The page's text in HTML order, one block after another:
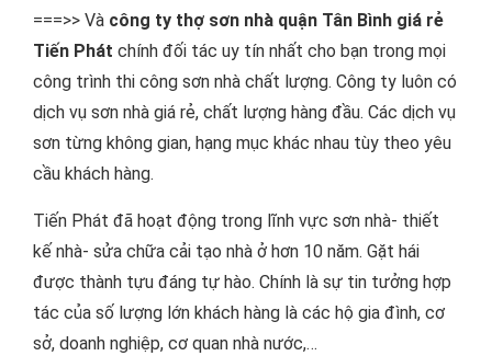
===>> Và công ty thợ sơn nhà quận Tân Bình giá rẻ
Tiến Phát chính đối tác uy tín nhất cho bạn trong mọi
công trình thi công sơn nhà chất lượng. Công ty luôn có
dịch vụ sơn nhà giá rẻ, chất lượng hàng đầu. Các dịch vụ
sơn từng không gian, hạng mục khác nhau tùy theo yêu
cầu khách hàng.
Tiến Phát đã hoạt động trong lĩnh vực sơn nhà- thiết
kế nhà- sửa chữa cải tạo nhà ở hơn 10 năm. Gặt hái
được thành tựu đáng tự hào. Chính là sự tin tưởng hợp
tác của số lượng lớn khách hàng là các hộ gia đình, cơ
sở, doanh nghiệp, cơ quan nhà nước,…